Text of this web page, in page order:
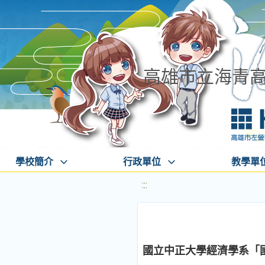
高雄市立海青
學校簡介 行政單位 教學單
:::
國立中正大學經濟學系